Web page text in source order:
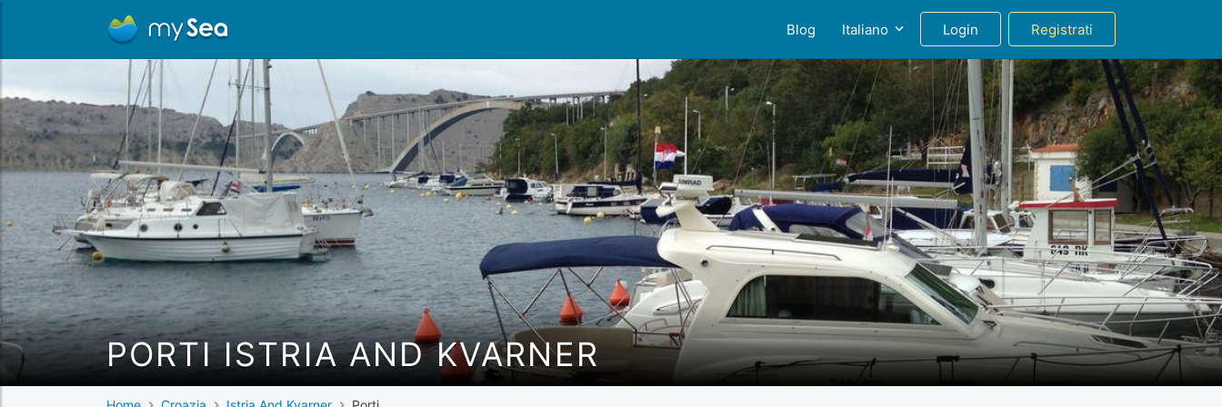
Blog Italiano Login Registrati
PORTI ISTRIA AND KVARNER